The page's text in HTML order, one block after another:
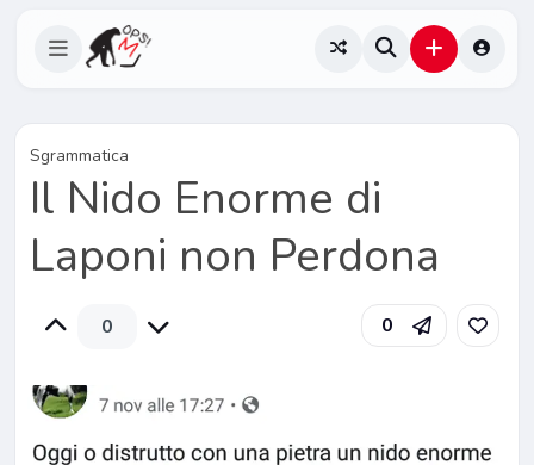
Sgrammatica
Il Nido Enorme di
Laponi non Perdona
0 0